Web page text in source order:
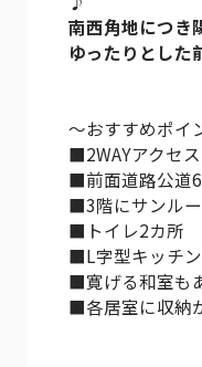
南西角地につき
ゆったりとした
～おすすめポイ
■2WAYアクセ
■前面道路公道
■3階にサンル
■トイレ2カ所
■L字型キッチン
■寛げる和室も
■各居室に収納